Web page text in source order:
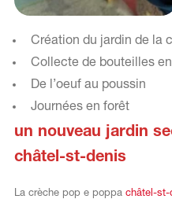
Création du jardin de la
Collecte de bouteilles
De l’oeuf au poussin
Journées en forêt
un nouveau jardin
châtel-st-denis
La crèche pop e poppa châtel-st-